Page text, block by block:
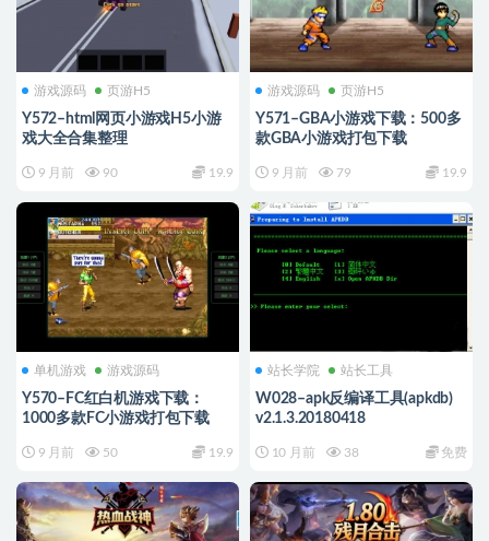
游戏源码 页游H5
Y572–html网页小游戏H5小游
戏大全合集整理
9 月前 90 19.9
游戏源码 页游H5
Y571–GBA小游戏下载：500多
款GBA小游戏打包下载
9 月前 79 19.9
单机游戏 游戏源码
Y570–FC红白机游戏下载：
1000多款FC小游戏打包下载
9 月前 50 19.9
站长学院 站长工具
W028–apk反编译工具(apkdb)
v2.1.3.20180418
10 月前 38 免费